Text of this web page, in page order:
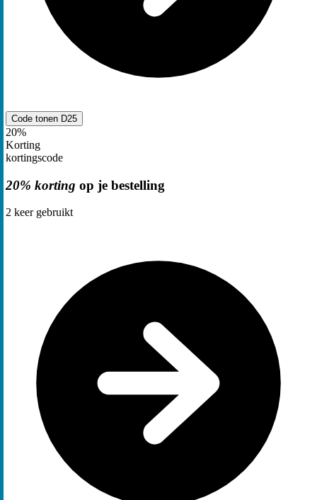
Code tonen D25
20%
Korting
kortingscode
20% korting op je bestelling
2 keer gebruikt